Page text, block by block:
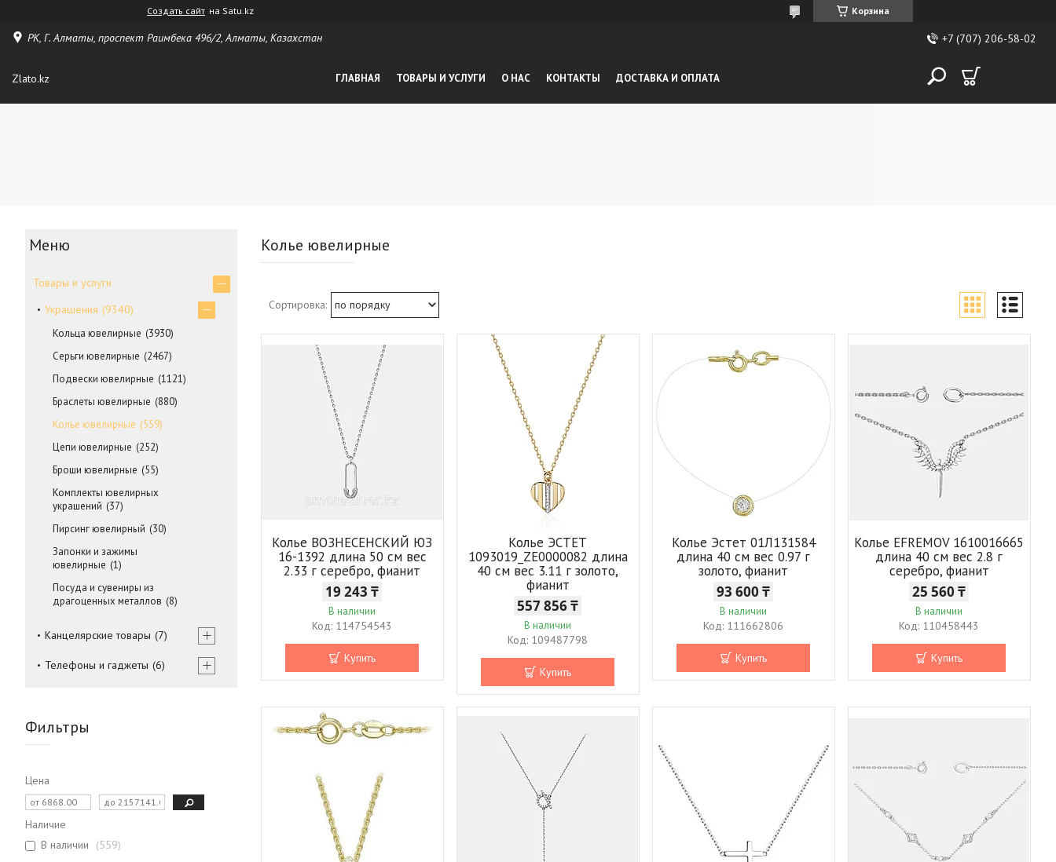
Создать сайт на Satu.kz Корзина
РК, Г. Алматы, проспект Раимбека 496/2, Алматы, Казахстан +7 (707) 206-58-02
Zlato.kz ГЛАВНАЯ ТОВАРЫ И УСЛУГИ О НАС КОНТАКТЫ ДОСТАВКА И ОПЛАТА
Колье ювелирные
Колье ВОЗНЕСЕНСКИЙ ЮЗ
16-1392 длина 50 см вес
2.33 г серебро, фианит
19 243 ₸
В наличии
114754543
Купить
Колье ЭСТЕТ
1093019_ZE0000082 длина
40 см вес 3.11 г золото,
фианит
557 856 ₸
В наличии
109487798
Купить
Колье Эстет 01Л131584
длина 40 см вес 0.97 г
золото, фианит
93 600 ₸
В наличии
111662806
Купить
Колье EFREMOV 1610016665
длина 40 см вес 2.8 г
серебро, фианит
25 560 ₸
В наличии
110458443
Купить
Товары и услуги
Украшения
9340
Кольца ювелирные
3930
Серьги ювелирные
2467
Подвески ювелирные 1121
Браслеты ювелирные
880
Колье ювелирные
559
Цепи ювелирные
252
Броши ювелирные
55
Комплекты ювелирных
украшений
37
Пирсинг ювелирный
30
Запонки и зажимы
ювелирные 1
Посуда и сувениры из
драгоценных металлов
8
Канцелярские товары 7
Телефоны и гаджеты 6
Фильтры
Цена
Наличие
В наличии
559